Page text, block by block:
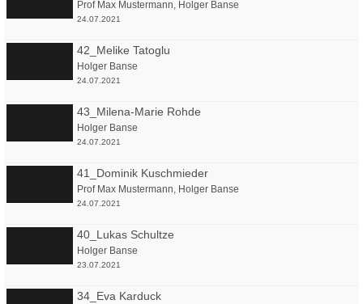
Prof Max Mustermann, Holger Banse
24.07.2021
42_Melike Tatoglu
Holger Banse
24.07.2021
43_Milena-Marie Rohde
Holger Banse
24.07.2021
41_Dominik Kuschmieder
Prof Max Mustermann, Holger Banse
24.07.2021
40_Lukas Schultze
Holger Banse
23.07.2021
34_Eva Karduck